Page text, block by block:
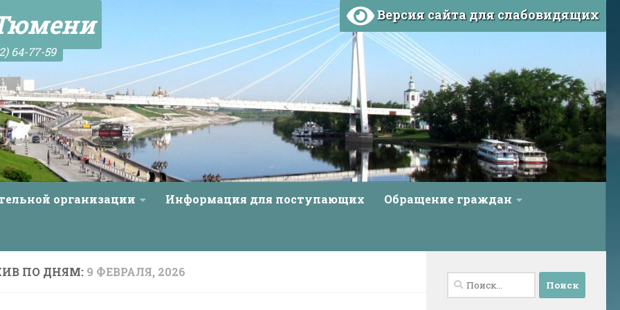
64-77-59
Версия сайта для слабовидящих
организации Информация для поступающих Обращение граждан
ПО ДНЯМ: 9 ФЕВРАЛЯ, 2026
Найти: